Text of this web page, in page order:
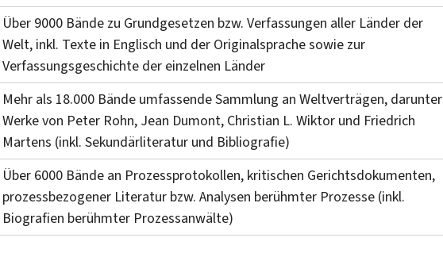
Über 9000 Bände zu Grundgesetzen bzw. Verfassungen aller Länder der
Welt, inkl. Texte in Englisch und der Originalsprache sowie zur
Verfassungsgeschichte der einzelnen Länder
Mehr als 18.000 Bände umfassende Sammlung an Weltverträgen, darunter
Werke von Peter Rohn, Jean Dumont, Christian L. Wiktor und Friedrich
Martens (inkl. Sekundärliteratur und Bibliografie)
Über 6000 Bände an Prozessprotokollen, kritischen Gerichtsdokumenten,
prozessbezogener Literatur bzw. Analysen berühmter Prozesse (inkl.
Biografien berühmter Prozessanwälte)